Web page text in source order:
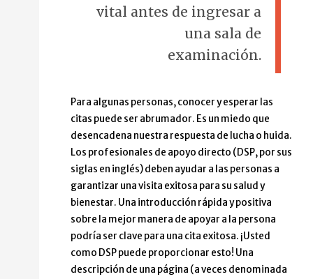
vital antes de ingresar a
una sala de
examinación.
Para algunas personas, conocer y esperar las
citas puede ser abrumador. Es un miedo que
desencadena nuestra respuesta de lucha o huida.
Los profesionales de apoyo directo (DSP, por sus
siglas en inglés) deben ayudar a las personas a
garantizar una visita exitosa para su salud y
bienestar. Una introducción rápida y positiva
sobre la mejor manera de apoyar a la persona
podría ser clave para una cita exitosa. ¡Usted
como DSP puede proporcionar esto! Una
descripción de una página (a veces denominada